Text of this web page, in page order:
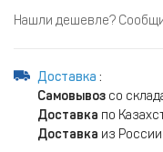
Нашли дешевле?
Доставка :
Самовывоз со
Доставка по
Доставка из